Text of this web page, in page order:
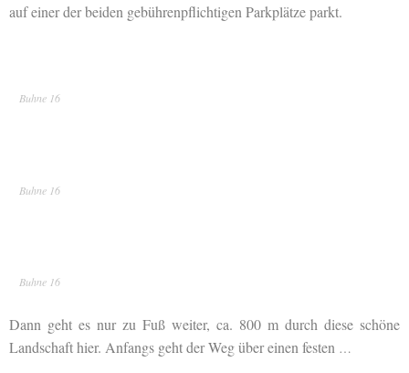
auf einer der beiden gebührenpflichtigen Parkplätze parkt.
Buhne 16
Buhne 16
Buhne 16
Dann geht es nur zu Fuß weiter, ca. 800 m durch diese schöne
Landschaft hier. Anfangs geht der Weg über einen festen …